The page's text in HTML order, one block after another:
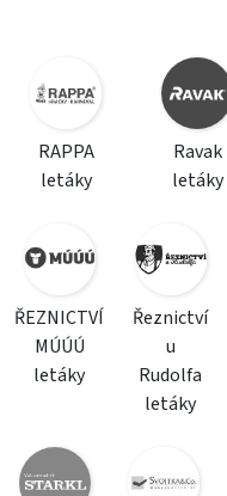
RAPPA
letáky
Ravak
letáky
ŘEZNICTVÍ
MÚÚÚ
letáky
Řeznictví
u
Rudolfa
letáky